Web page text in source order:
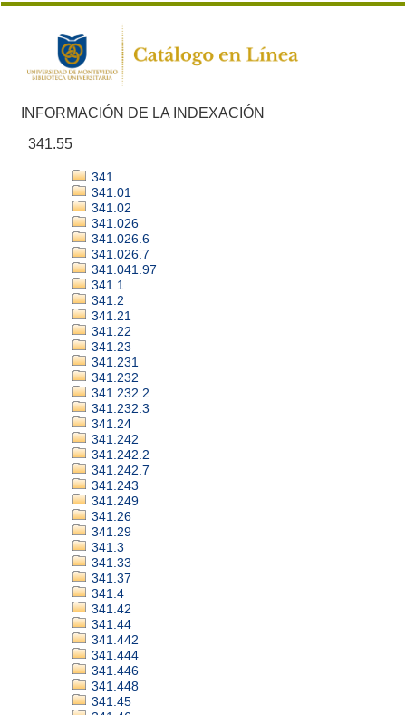
INFORMACIÓN DE LA INDEXACIÓN
341.55
341
341.01
341.02
341.026
341.026.6
341.026.7
341.041.97
341.1
341.2
341.21
341.22
341.23
341.231
341.232
341.232.2
341.232.3
341.24
341.242
341.242.2
341.242.7
341.243
341.249
341.26
341.29
341.3
341.33
341.37
341.4
341.42
341.44
341.442
341.444
341.446
341.448
341.45